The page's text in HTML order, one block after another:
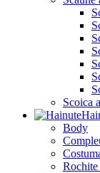
Scoica
Body
Rochite